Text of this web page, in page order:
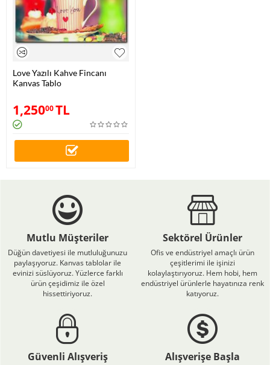
Love Yazılı Kahve Fincanı
Kanvas Tablo
1,25000TL
Mutlu Müşteriler
Düğün davetiyesi ile mutluluğunuzu
paylaşıyoruz. Kanvas tablolar ile
evinizi süslüyoruz. Yüzlerce farklı
ürün çeşidimiz ile özel
hissettiriyoruz.
Sektörel Ürünler
Ofis ve endüstriyel amaçlı ürün
çeşitlerimi ile işinizi
kolaylaştırıyoruz. Hem hobi, hem
endüstriyel ürünlerle hayatınıza renk
katıyoruz.
Güvenli Alışveriş Alışverişe Başla